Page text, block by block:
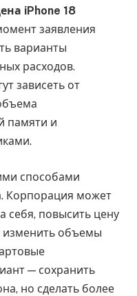
iPhone 18
заявления
варианты
расходов.
зависеть от
памяти и
способами
Корпорация может
себя, повысить цену
изменить объемы
— сохранить
но сделать более